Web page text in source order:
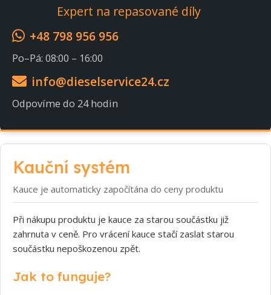
Expert na repasované díly
+48 798 956 956
Po–Pá: 08:00 – 16:00
info@dieselservice24.cz
Odpovíme do 24 hodin
Kauční systém
Kauce je automaticky započítána do ceny produktu
Při nákupu produktu je kauce za starou součástku již
zahrnuta v ceně. Pro vrácení kauce stačí zaslat starou
součástku nepoškozenou zpět.
Jak to funguje?